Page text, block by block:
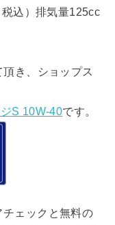
込）排気量125cc
き、ショップス
S 10W-40です。
ェックと無料の